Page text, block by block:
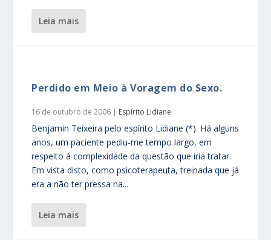
leia mais
Perdido em Meio à Voragem do Sexo.
16 de outubro de 2006 | Espírito Lidiane
Benjamin Teixeira pelo espírito Lidiane (*). Há alguns
anos, um paciente pediu-me tempo largo, em
respeito à complexidade da questão que iria tratar.
Em vista disto, como psicoterapeuta, treinada que já
era a não ter pressa na...
leia mais